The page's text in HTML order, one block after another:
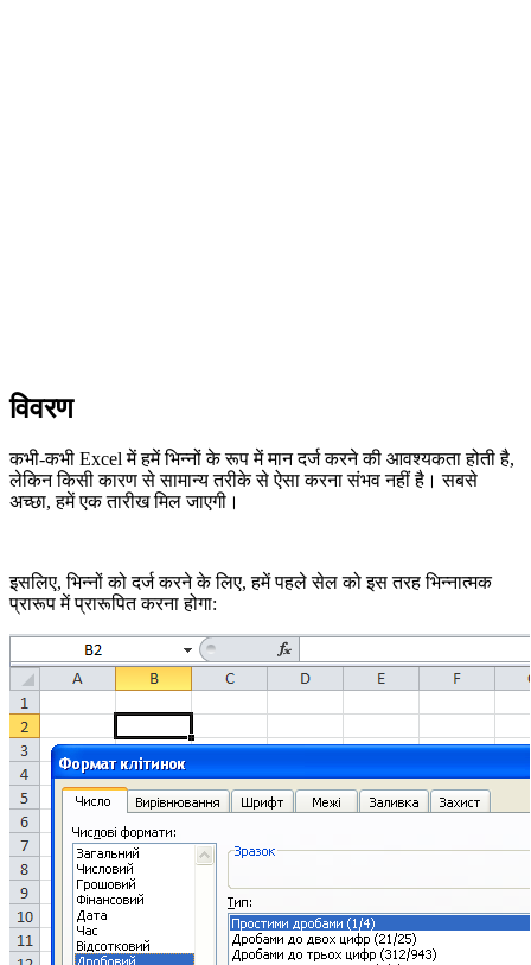
विवरण
कभी-कभी Excel में हमें भिन्नों के रूप में मान दर्ज करने की आवश्यकता होती है,
लेकिन किसी कारण से सामान्य तरीके से ऐसा करना संभव नहीं है। सबसे
अच्छा, हमें एक तारीख मिल जाएगी।
इसलिए, भिन्नों को दर्ज करने के लिए, हमें पहले सेल को इस तरह भिन्नात्मक
प्रारूप में प्रारूपित करना होगा: